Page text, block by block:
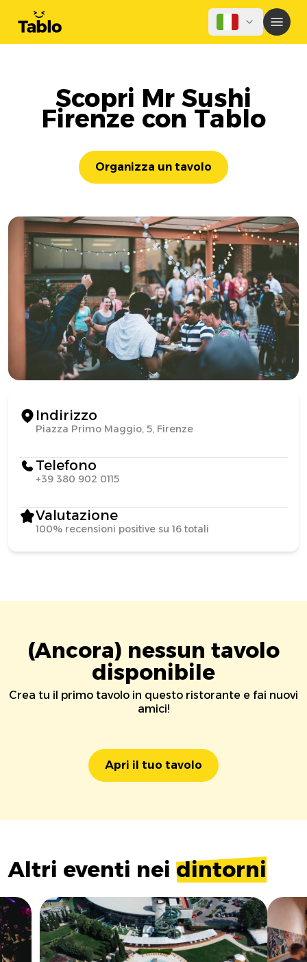
Scopri Mr Sushi
Firenze con Tablo
Organizza un tavolo
Indirizzo
Piazza Primo Maggio, 5, Firenze
Telefono
+39 380 902 0115
Valutazione
100% recensioni positive su 16 totali
(Ancora) nessun tavolo
disponibile
Crea tu il primo tavolo in questo ristorante e fai nuovi
amici!
Apri il tuo tavolo
Altri eventi nei dintorni